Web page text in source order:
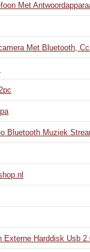
Met
Met Bluetooth,
Bluetooth Muziek
Externe Harddisk Usb